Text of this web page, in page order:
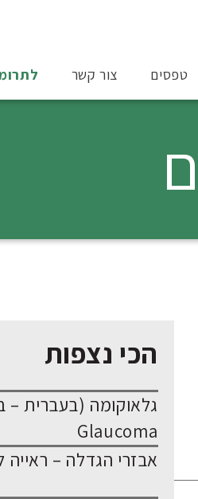
טפסים צור קשר
הכי נצפות
גלאוקומה (בעברית –
Glaucoma
אבזרי הגדלה – ראייה